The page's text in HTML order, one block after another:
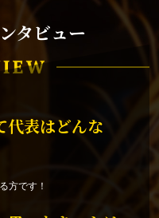
タビュー
代表はどんな
方です！